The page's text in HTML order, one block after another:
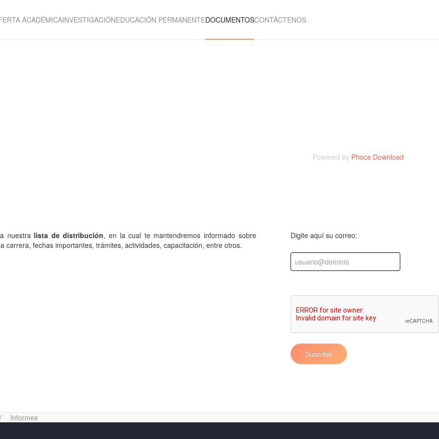
ACADÉMICAINVESTIGACIÓNEDUCACIÓN PERMANENTEDOCUMENTOSCONTÁCTENOS
Powered by Phoca Download
nuestra lista de distribución, en la cual te mantendremos informado sobre
carrera, fechas importantes, trámites, actividades, capacitación, entre otros.
Digite aquí su correo:
Suscribir
Informes